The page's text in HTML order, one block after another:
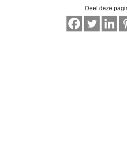
Deel deze